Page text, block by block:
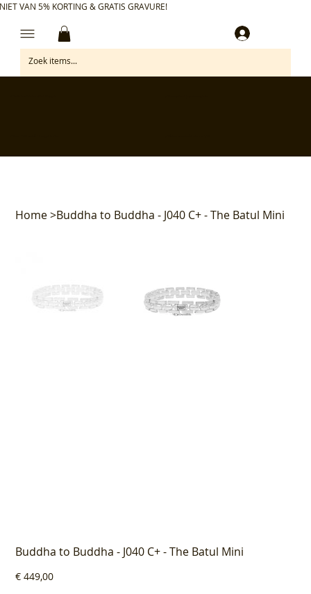
VAN 5% KORTING & GRATIS GRAVURE!
Home>Buddha to Buddha - J040 C+ - The Batul Mini
Buddha to Buddha - J040 C+ - The Batul Mini
Prijs
€ 449,00